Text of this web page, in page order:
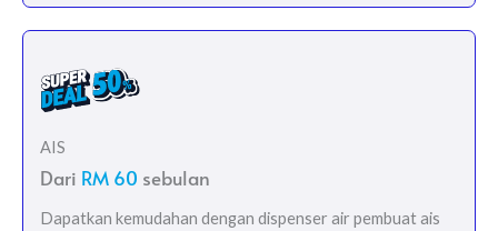
AIS
Dari RM 60 sebulan
Dapatkan kemudahan dengan dispenser air pembuat ais